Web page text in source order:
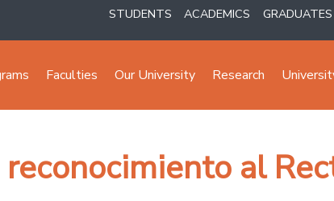
STUDENTS ACADEMICS GRADUATES
Faculties Our University Research
al